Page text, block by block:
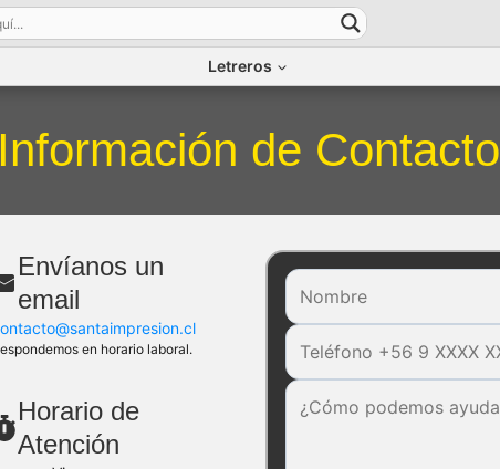
Letreros
de Contacto
Envíanos un
email
en horario laboral.
Horario de
Atención